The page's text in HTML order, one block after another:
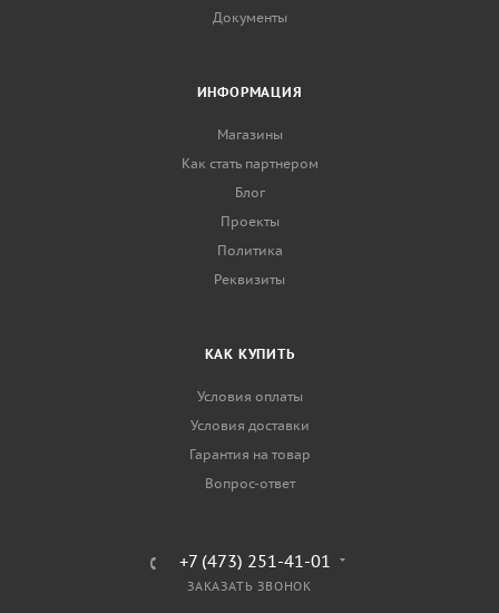
Документы
ИНФОРМАЦИЯ
Магазины
Как стать партнером
Блог
Проекты
Политика
Реквизиты
КАК КУПИТЬ
Условия оплаты
Условия доставки
Гарантия на товар
Вопрос-ответ
+7 (473) 251-41-01
ЗАКАЗАТЬ ЗВОНОК